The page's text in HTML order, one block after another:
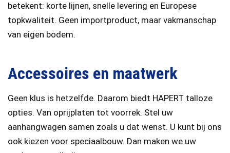
betekent: korte lijnen, snelle levering en Europese
topkwaliteit. Geen importproduct, maar vakmanschap
van eigen bodem.
Accessoires en maatwerk
Geen klus is hetzelfde. Daarom biedt HAPERT talloze
opties. Van oprijplaten tot voorrek. Stel uw
aanhangwagen samen zoals u dat wenst. U kunt bij ons
ook kiezen voor speciaalbouw. Dan maken we uw